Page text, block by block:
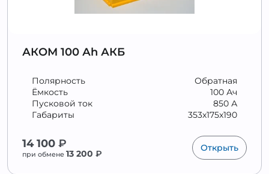
АКОМ 100 Аh АКБ
Обратная
Полярность
100 Ач
Ёмкость
850 А
Пусковой ток
353x175x190
Габариты
14 100 ₽
при обмене 13 200 ₽
Открыть